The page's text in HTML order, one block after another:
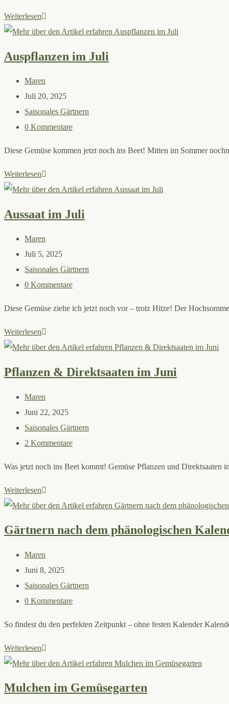
WeiterlesenKompost,
Pflanzenkohle
eine
Auspflanzen im Juli
Beitrags-
Autor:
Maren
Beitrag
veröffentlicht:
Juli 20, 2025
Beitrags-
Kategorie:
Saisonales Gärtnern
Beitrags-
0 Kommentare
Diese Gemüse kommen jetzt noch ins Beet! Mitten im Sommer
WeiterlesenAuspflanzen
im
Aussaat im Juli
Beitrags-
Autor:
Maren
Beitrag
veröffentlicht:
Juli 5, 2025
Beitrags-
Kategorie:
Saisonales Gärtnern
Beitrags-
0 Kommentare
Diese Gemüse ziehe ich jetzt noch vor – trotz Hitze! Der
WeiterlesenAussaat
im
Pflanzen & Direktsaaten im Juni
Beitrags-
Autor:
Maren
Beitrag
veröffentlicht:
Juni 22, 2025
Beitrags-
Kategorie:
Saisonales Gärtnern
Beitrags-
2 Kommentare
Was jetzt noch ins Beet kommt! Gemüse Pflanzen und
WeiterlesenPflanzen
&
im
Gärtnern nach dem phänologischen
Beitrags-
Autor:
Maren
Beitrag
veröffentlicht:
Juni 8, 2025
Beitrags-
Kategorie:
Saisonales Gärtnern
Beitrags-
0 Kommentare
So findest du den perfekten Zeitpunkt – ohne festen Kalender
WeiterlesenGärtnern
nach
phänologischen
Mulchen im Gemüsegarten